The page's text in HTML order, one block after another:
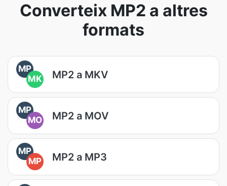
Converteix MP2 a altres
formats
MP
MK
MP2 a MKV
MP
MO
MP2 a MOV
MP
MP
MP2 a MP3